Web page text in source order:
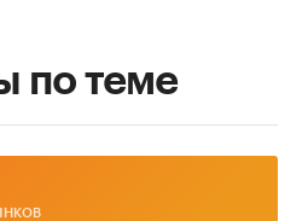
по теме